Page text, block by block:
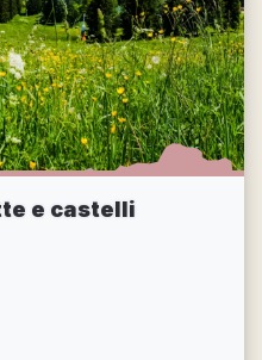
e castelli